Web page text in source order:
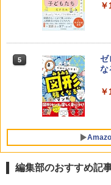
5
ゼ
な
編集部のおすすめ記